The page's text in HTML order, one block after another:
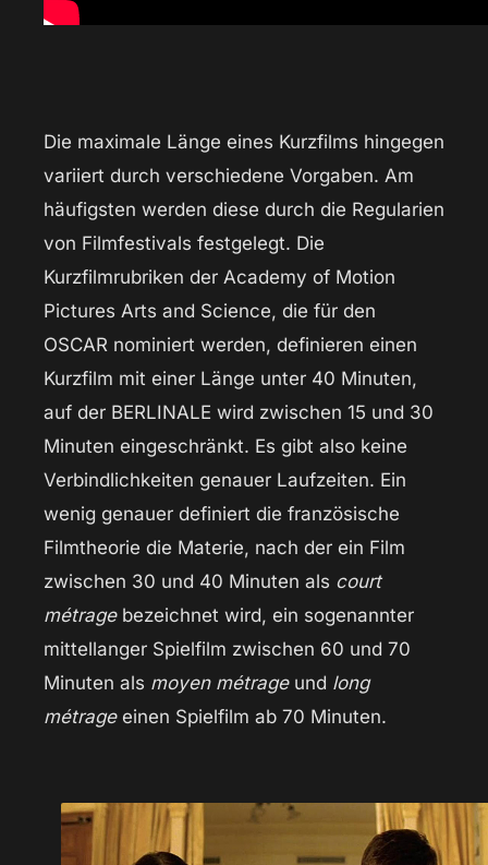
Die maximale Länge eines Kurzfilms hingegen
variiert durch verschiedene Vorgaben. Am
häufigsten werden diese durch die Regularien
von Filmfestivals festgelegt. Die
Kurzfilmrubriken der Academy of Motion
Pictures Arts and Science, die für den
OSCAR nominiert werden, definieren einen
Kurzfilm mit einer Länge unter 40 Minuten,
auf der BERLINALE wird zwischen 15 und 30
Minuten eingeschränkt. Es gibt also keine
Verbindlichkeiten genauer Laufzeiten. Ein
wenig genauer definiert die französische
Filmtheorie die Materie, nach der ein Film
zwischen 30 und 40 Minuten als court
métragebezeichnet wird, ein sogenannter
mittellanger Spielfilm zwischen 60 und 70
Minuten als moyen métrageund long
métrageeinen Spielfilm ab 70 Minuten.